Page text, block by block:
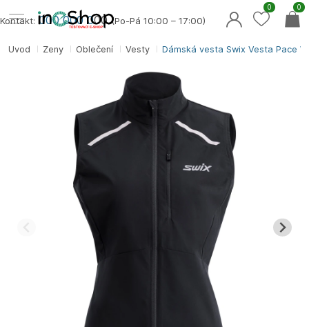
Úvod Ženy Oblečení Vesty Dámská vesta Swix Vesta Pace
Kontakt: 000 000 000(Po-Pá 10:00 – 17:00)
0
0